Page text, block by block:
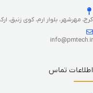
کرج، مهرشهر، بلوار ارم، کوی زنبق، ارکیده
info@pmtech.ir
اطلاعات تماس